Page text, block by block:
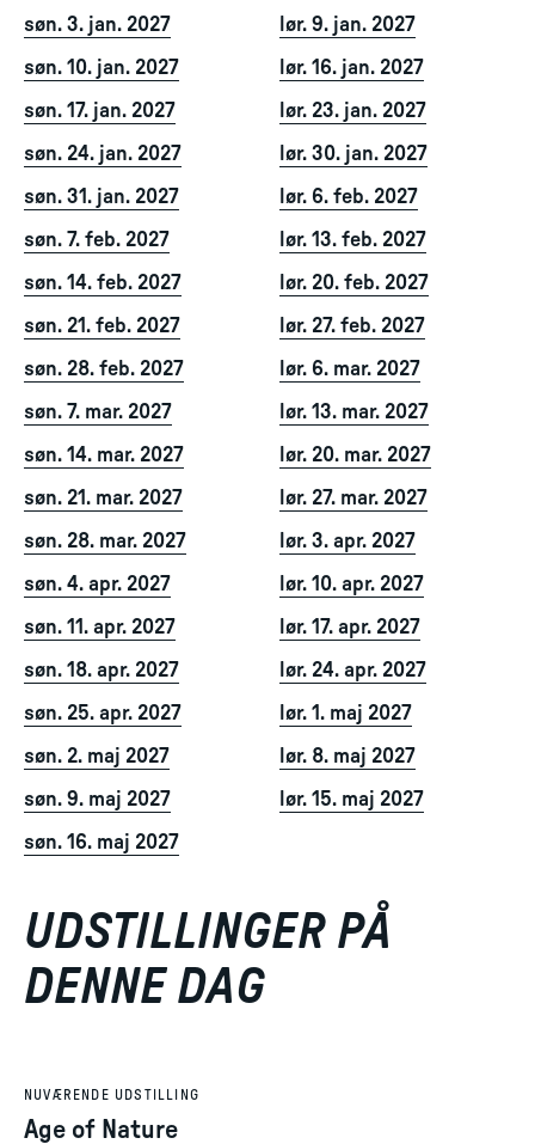
søn. 3. jan. 2027
lør. 9. jan. 2027
søn. 10. jan. 2027
lør. 16. jan. 2027
søn. 17. jan. 2027
lør. 23. jan. 2027
søn. 24. jan. 2027
lør. 30. jan. 2027
søn. 31. jan. 2027
lør. 6. feb. 2027
søn. 7. feb. 2027
lør. 13. feb. 2027
søn. 14. feb. 2027
lør. 20. feb. 2027
søn. 21. feb. 2027
lør. 27. feb. 2027
søn. 28. feb. 2027
lør. 6. mar. 2027
søn. 7. mar. 2027
lør. 13. mar. 2027
søn. 14. mar. 2027
lør. 20. mar. 2027
søn. 21. mar. 2027
lør. 27. mar. 2027
søn. 28. mar. 2027
lør. 3. apr. 2027
søn. 4. apr. 2027
lør. 10. apr. 2027
søn. 11. apr. 2027
lør. 17. apr. 2027
søn. 18. apr. 2027
lør. 24. apr. 2027
søn. 25. apr. 2027
lør. 1. maj 2027
søn. 2. maj 2027
lør. 8. maj 2027
søn. 9. maj 2027
lør. 15. maj 2027
søn. 16. maj 2027
UDSTILLINGER PÅ
DENNE DAG
NUVÆRENDE UDSTILLING
Age of Nature